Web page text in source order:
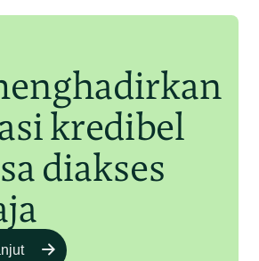
kredibel
diakses